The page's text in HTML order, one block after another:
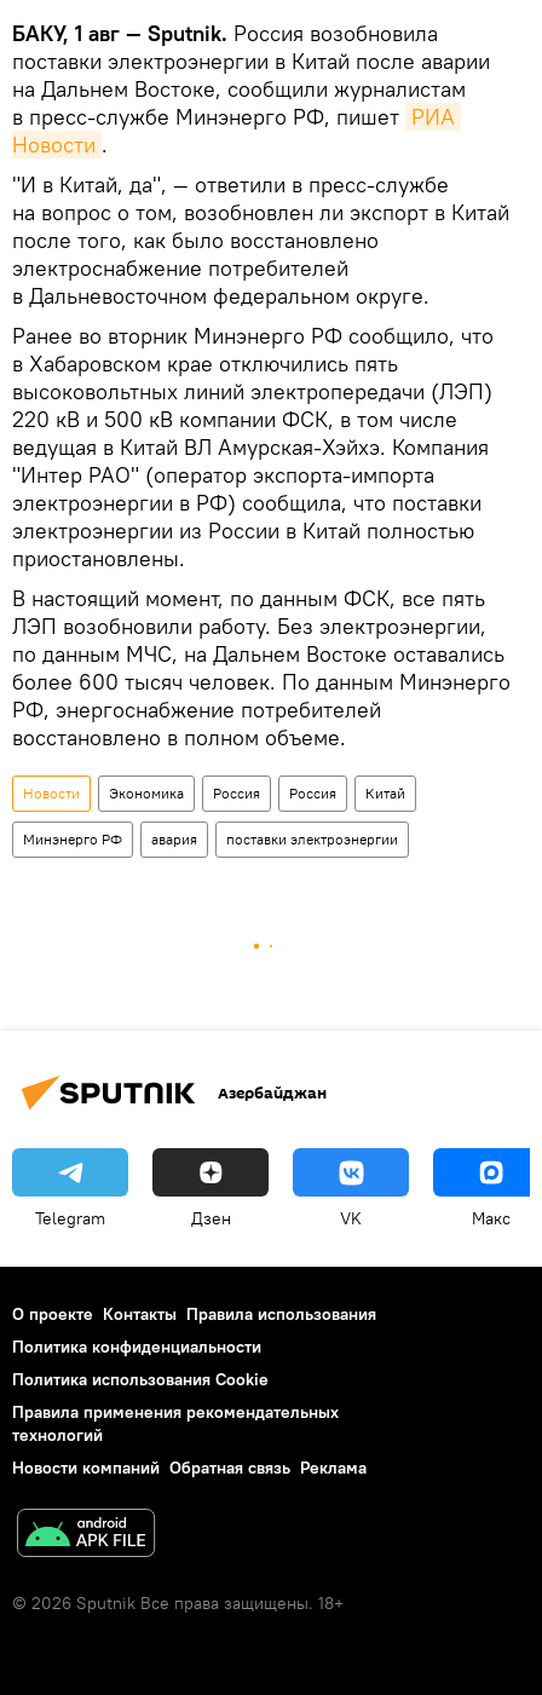
БАКУ, 1 авг — Sputnik. Россия возобновила
поставки электроэнергии в Китай после аварии
на Дальнем Востоке, сообщили журналистам
в пресс-службе Минэнерго РФ, пишет РИА
Новости .
"И в Китай, да", — ответили в пресс-службе
на вопрос о том, возобновлен ли экспорт в Китай
после того, как было восстановлено
электроснабжение потребителей
в Дальневосточном федеральном округе.
Ранее во вторник Минэнерго РФ сообщило, что
в Хабаровском крае отключились пять
высоковольтных линий электропередачи (ЛЭП)
220 кВ и 500 кВ компании ФСК, в том числе
ведущая в Китай ВЛ Амурская-Хэйхэ. Компания
"Интер РАО" (оператор экспорта-импорта
электроэнергии в РФ) сообщила, что поставки
электроэнергии из России в Китай полностью
приостановлены.
В настоящий момент, по данным ФСК, все пять
ЛЭП возобновили работу. Без электроэнергии,
по данным МЧС, на Дальнем Востоке оставались
более 600 тысяч человек. По данным Минэнерго
РФ, энергоснабжение потребителей
восстановлено в полном объеме.
Новости Экономика Россия Россия Китай
Минэнерго РФ авария поставки электроэнергии
Азербайджан
Telegram Дзен VK Макс
О проекте Контакты Правила использования
Политика конфиденциальности
Политика использования Cookie
Правила применения рекомендательных
технологий
Новости компаний Обратная связь Реклама
© 2026 Sputnik Все права защищены. 18+